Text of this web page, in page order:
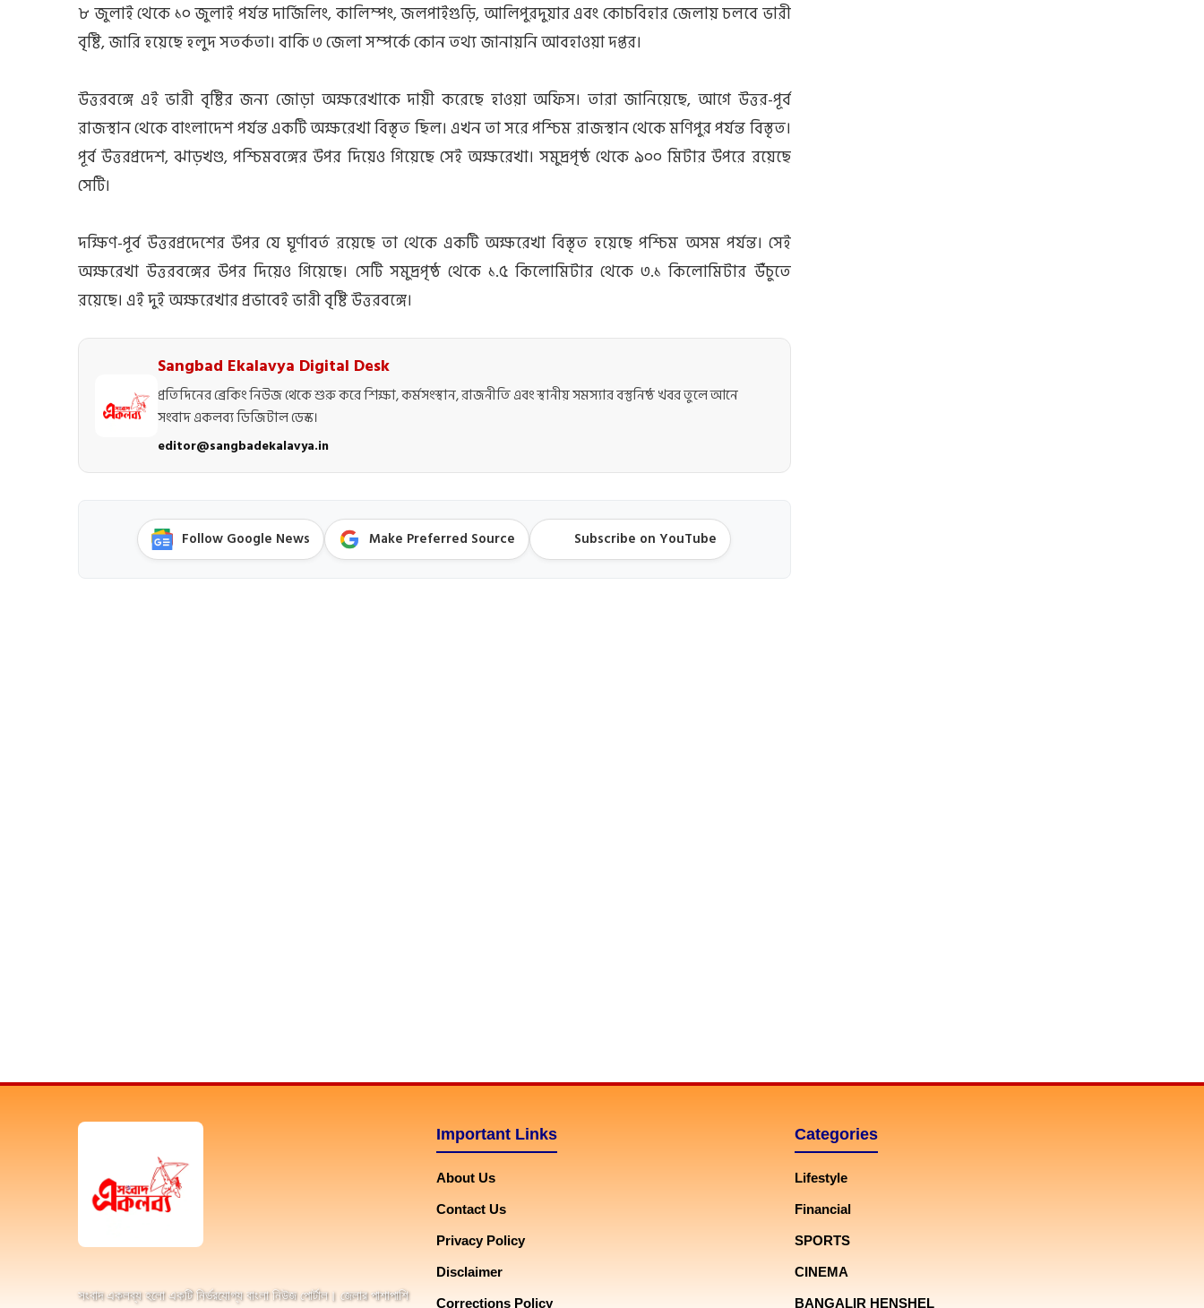
৮ জুলাই থেকে ১০ জুলাই পর্যন্ত দার্জিলিং, কালিম্পং, জলপাইগুড়ি, আলিপুরদুয়ার এবং কোচবিহার জেলায় চলবে ভারী
বৃষ্টি, জারি হয়েছে হলুদ সতর্কতা। বাকি ৩ জেলা সম্পর্কে কোন তথ্য জানায়নি আবহাওয়া দপ্তর।
উত্তরবঙ্গে এই ভারী বৃষ্টির জন্য জোড়া অক্ষরেখাকে দায়ী করেছে হাওয়া অফিস। তারা জানিয়েছে, আগে উত্তর-পূর্ব
রাজস্থান থেকে বাংলাদেশ পর্যন্ত একটি অক্ষরেখা বিস্তৃত ছিল। এখন তা সরে পশ্চিম রাজস্থান থেকে মণিপুর পর্যন্ত বিস্তৃত।
পূর্ব উত্তরপ্রদেশ, ঝাড়খণ্ড, পশ্চিমবঙ্গের উপর দিয়েও গিয়েছে সেই অক্ষরেখা। সমুদ্রপৃষ্ঠ থেকে ৯০০ মিটার উপরে রয়েছে
সেটি।
দক্ষিণ-পূর্ব উত্তরপ্রদেশের উপর যে ঘূর্ণাবর্ত রয়েছে তা থেকে একটি অক্ষরেখা বিস্তৃত হয়েছে পশ্চিম অসম পর্যন্ত। সেই
অক্ষরেখা উত্তরবঙ্গের উপর দিয়েও গিয়েছে। সেটি সমুদ্রপৃষ্ঠ থেকে ১.৫ কিলোমিটার থেকে ৩.১ কিলোমিটার উঁচুতে
রয়েছে। এই দুই অক্ষরেখার প্রভাবেই ভারী বৃষ্টি উত্তরবঙ্গে।
Sangbad Ekalavya Digital Desk
প্রতিদিনের ব্রেকিং নিউজ থেকে শুরু করে শিক্ষা, কর্মসংস্থান, রাজনীতি এবং স্থানীয় সমস্যার বস্তুনিষ্ঠ খবর তুলে আনে
সংবাদ একলব্য ডিজিটাল ডেস্ক।
editor@sangbadekalavya.in
Follow Google News Make Preferred Source Subscribe on YouTube
সংবাদ একলব্য হলো একটি নির্ভরযোগ্য বাংলা নিউজ পোর্টাল। জেলার পাশাপাশি
Important Links
About Us
Contact Us
Privacy Policy
Disclaimer
Corrections Policy
Categories
Lifestyle
Financial
SPORTS
CINEMA
BANGALIR HENSHEL